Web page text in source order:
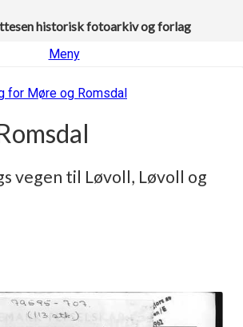
historisk fotoarkiv og forlag
Meny
for Møre og Romsdal
vegen til Løvoll, Løvoll og